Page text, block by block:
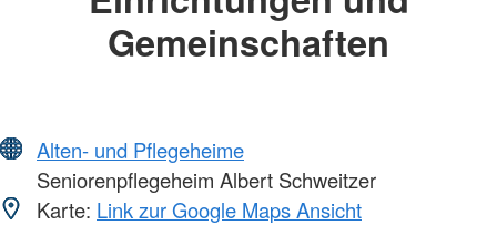
Gemeinschaften
Alten- und Pflegeheime
Seniorenpflegeheim Albert Schweitzer
Karte: Link zur Google Maps Ansicht